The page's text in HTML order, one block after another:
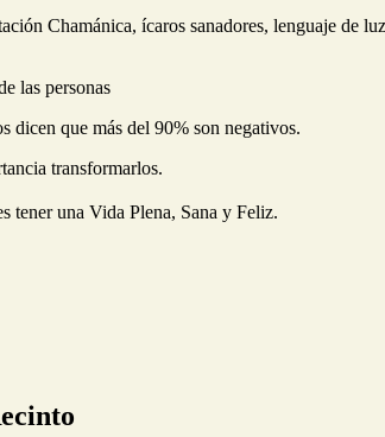
Chamánica, ícaros sanadores, lenguaje de
las personas
dicen que más del 90% son negativos.
transformarlos.
tener una Vida Plena, Sana y Feliz.